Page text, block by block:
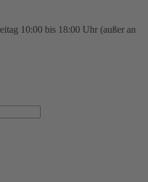
10:00 bis 18:00 Uhr (außer an